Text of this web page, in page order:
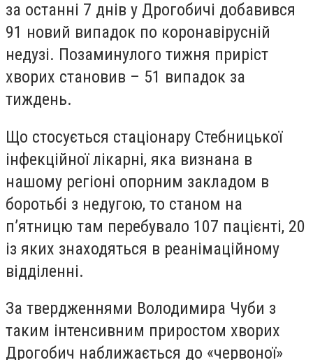
за останні 7 днів у Дрогобичі добавився
91 новий випадок по коронавірусній
недузі. Позаминулого тижня приріст
хворих становив – 51 випадок за
тиждень.
Що стосується стаціонару Стебницької
інфекційної лікарні, яка визнана в
нашому регіоні опорним закладом в
боротьбі з недугою, то станом на
п’ятницю там перебувало 107 пацієнті, 20
із яких знаходяться в реанімаційному
відділенні.
За твердженнями Володимира Чуби з
таким інтенсивним приростом хворих
Дрогобич наближається до «червоної»